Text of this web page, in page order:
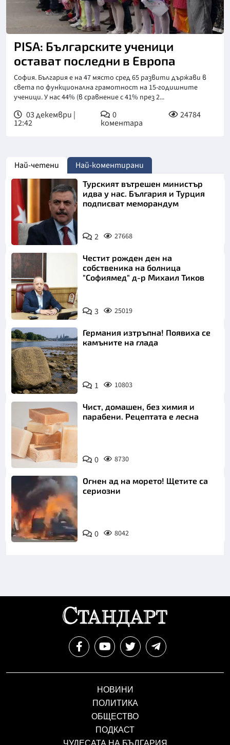
PISA: Българските ученици
остават последни в Европа
София. България е на 47 място сред 65 развити държави в
света по функционална грамотност на 15-годишните
ученици. У нас 44% (в сравнение с 41% през 2...
03 декември |
12:42
0
коментара
24784
Най-четени Най-коментирани
Турският вътрешен министър
идва у нас. България и Турция
подписват меморандум
2 27668
Честит рожден ден на
собственика на болница
"Софиямед" д-р Михаил Тиков
3 25019
Германия изтръпна! Появиха се
камъните на глада
1 10803
Чист, домашен, без химия и
парабени. Рецептата е лесна
0 8730
Огнен ад на морето! Щетите са
сериозни
0 8042
НОВИНИ
ПОЛИТИКА
ОБЩЕСТВО
ПОДКАСТ